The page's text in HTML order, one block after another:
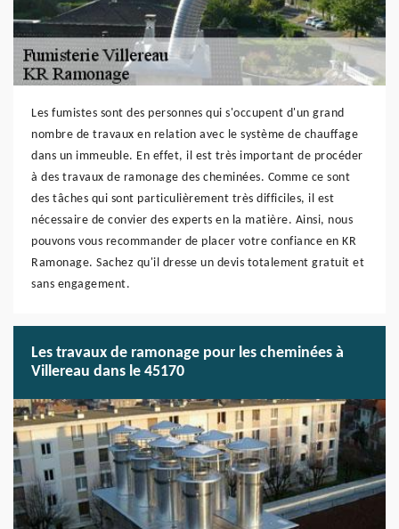
Les fumistes sont des personnes qui s'occupent d'un grand
nombre de travaux en relation avec le système de chauffage
dans un immeuble. En effet, il est très important de procéder
à des travaux de ramonage des cheminées. Comme ce sont
des tâches qui sont particulièrement très difficiles, il est
nécessaire de convier des experts en la matière. Ainsi, nous
pouvons vous recommander de placer votre confiance en KR
Ramonage. Sachez qu'il dresse un devis totalement gratuit et
sans engagement.
Les travaux de ramonage pour les cheminées à
Villereau dans le 45170